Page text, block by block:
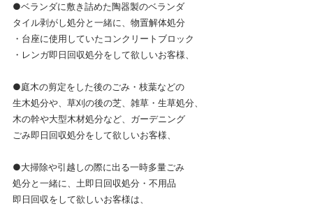
●ベランダに敷き詰めた陶器製のベランダ
タイル剥がし処分と一緒に、物置解体処分
・台座に使用していたコンクリートブロック
・レンガ即日回収処分をして欲しいお客様、
●庭木の剪定をした後のごみ・枝葉などの
生木処分や、草刈の後の芝、雑草・生草処分、
木の幹や大型木材処分など、ガーデニング
ごみ即日回収処分をして欲しいお客様、
●大掃除や引越しの際に出る一時多量ごみ
処分と一緒に、土即日回収処分・不用品
即日回収をして欲しいお客様は、